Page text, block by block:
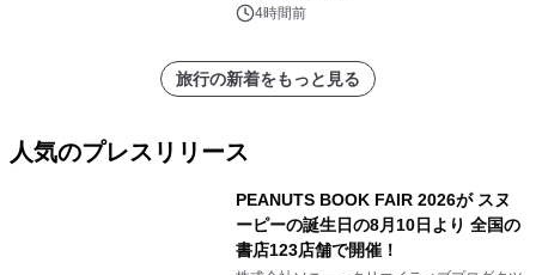
4時間前
旅行の新着をもっと見る
人気のプレスリリース
PEANUTS BOOK FAIR 2026が スヌ
ーピーの誕生日の8月10日より 全国の
書店123店舗で開催！